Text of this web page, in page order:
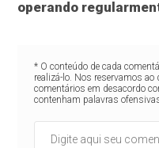
operando
* O conteúdo de cada
realizá-lo. Nos reservamos
comentários em desacordo
contenham palavras